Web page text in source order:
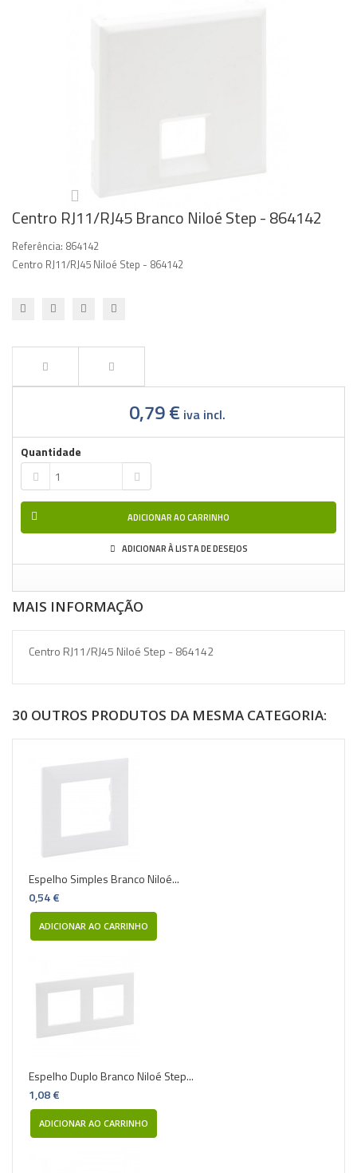
Centro RJ11/RJ45 Branco Niloé Step - 864142
Referência: 864142
Centro RJ11/RJ45 Niloé Step - 864142
0,79 € iva incl.
Quantidade
ADICIONAR AO CARRINHO
ADICIONAR À LISTA DE DESEJOS
MAIS INFORMAÇÃO
Centro RJ11/RJ45 Niloé Step - 864142
30 OUTROS PRODUTOS DA MESMA CATEGORIA:
Espelho Simples Branco Niloé...
0,54 €
ADICIONAR AO CARRINHO
Espelho Duplo Branco Niloé Step...
1,08 €
ADICIONAR AO CARRINHO